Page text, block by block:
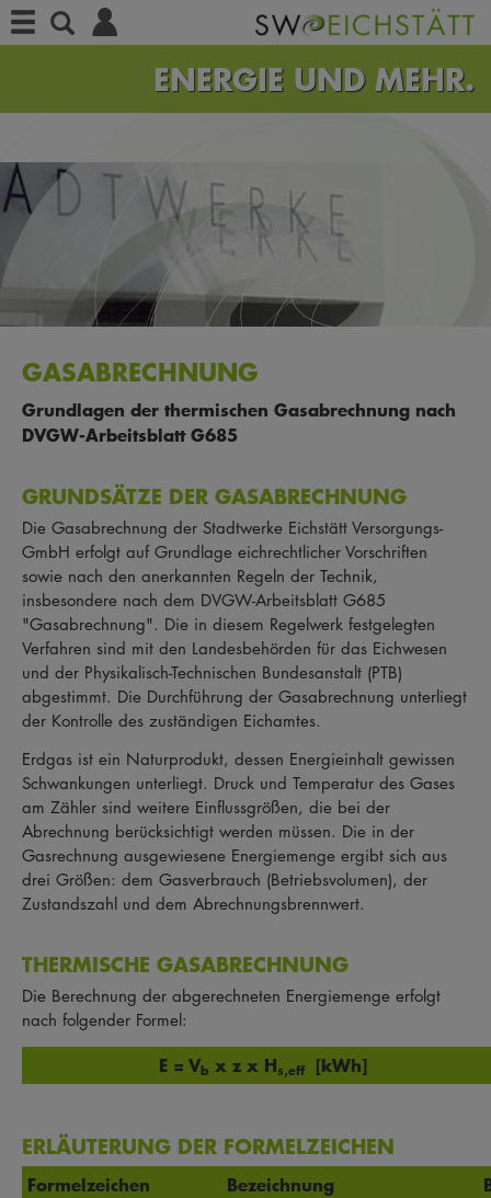
ENERGIE UND MEHR.
MenüSuche
GASABRECHNUNG
Grundlagen der thermischen Gasabrechnung nach
DVGW-Arbeitsblatt G685
GRUNDSÄTZE DER GASABRECHNUNG
Die Gasabrechnung der Stadtwerke Eichstätt Versorgungs-
GmbH erfolgt auf Grundlage eichrechtlicher Vorschriften
sowie nach den anerkannten Regeln der Technik,
insbesondere nach dem DVGW-Arbeitsblatt G685
"Gasabrechnung". Die in diesem Regelwerk festgelegten
Verfahren sind mit den Landesbehörden für das Eichwesen
und der Physikalisch-Technischen Bundesanstalt (PTB)
abgestimmt. Die Durchführung der Gasabrechnung unterliegt
der Kontrolle des zuständigen Eichamtes.
Erdgas ist ein Naturprodukt, dessen Energieinhalt gewissen
Schwankungen unterliegt. Druck und Temperatur des Gases
am Zähler sind weitere Einflussgrößen, die bei der
Abrechnung berücksichtigt werden müssen. Die in der
Gasrechnung ausgewiesene Energiemenge ergibt sich aus
drei Größen: dem Gasverbrauch (Betriebsvolumen), der
Zustandszahl und dem Abrechnungsbrennwert.
THERMISCHE GASABRECHNUNG
Die Berechnung der abgerechneten Energiemenge erfolgt
nach folgender Formel:
E = Vb x z x Hs,eff [kWh]
ERLÄUTERUNG DER FORMELZEICHEN
Formelzeichen Bezeichnung